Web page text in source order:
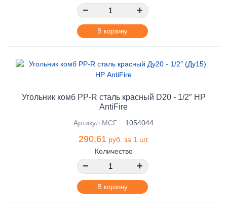
− +
В корзину
Угольник комб PP-R сталь красный D20 - 1/2″ НР
AntiFire
Артикул МСГ: 1054044
290,61 руб. за 1 шт.
Количество
− +
В корзину